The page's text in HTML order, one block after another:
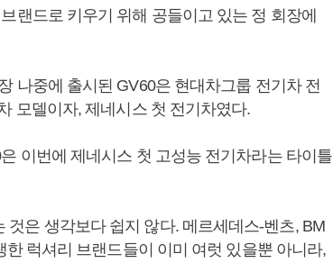
랜드로 키우기 위해 공들이고 있는 정 회장에
나중에 출시된 GV60은 현대차그룹 전기차 전
모델이자, 제네시스 첫 전기차였다.
이번에 제네시스 첫 고성능 전기차라는 타이틀
은 생각보다 쉽지 않다. 메르세데스-벤츠, BM
럭셔리 브랜드들이 이미 여럿 있을뿐 아니라,